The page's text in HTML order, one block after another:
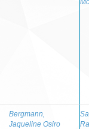
Bergmann,
Jaqueline Osiro